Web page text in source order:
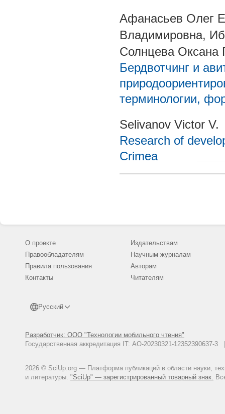
Афанасьев Олег
Владимировна,
Солнцева Оксана
Бердвотчинг и
терминологии,
Selivanov Victor V.
Research of
Crimea
О проекте
Правообладателям
Правила пользования
Контакты
Русский
Разработчик: ООО "Технологии мобильного чтения"
Государственная аккредитация IT: АО-20230321-
2026 © SciUp.org — Платформа публикаций в области науки,
и литературы. "SciUp" — зарегистрированный товарный знак.
Издательствам
Научным журналам
Авторам
Читателям